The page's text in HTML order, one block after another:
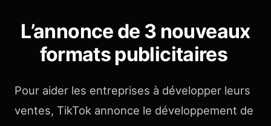
L’annonce de 3 nouveaux
formats publicitaires
Pour aider les entreprises à développer leurs
ventes, TikTok annonce le développement de